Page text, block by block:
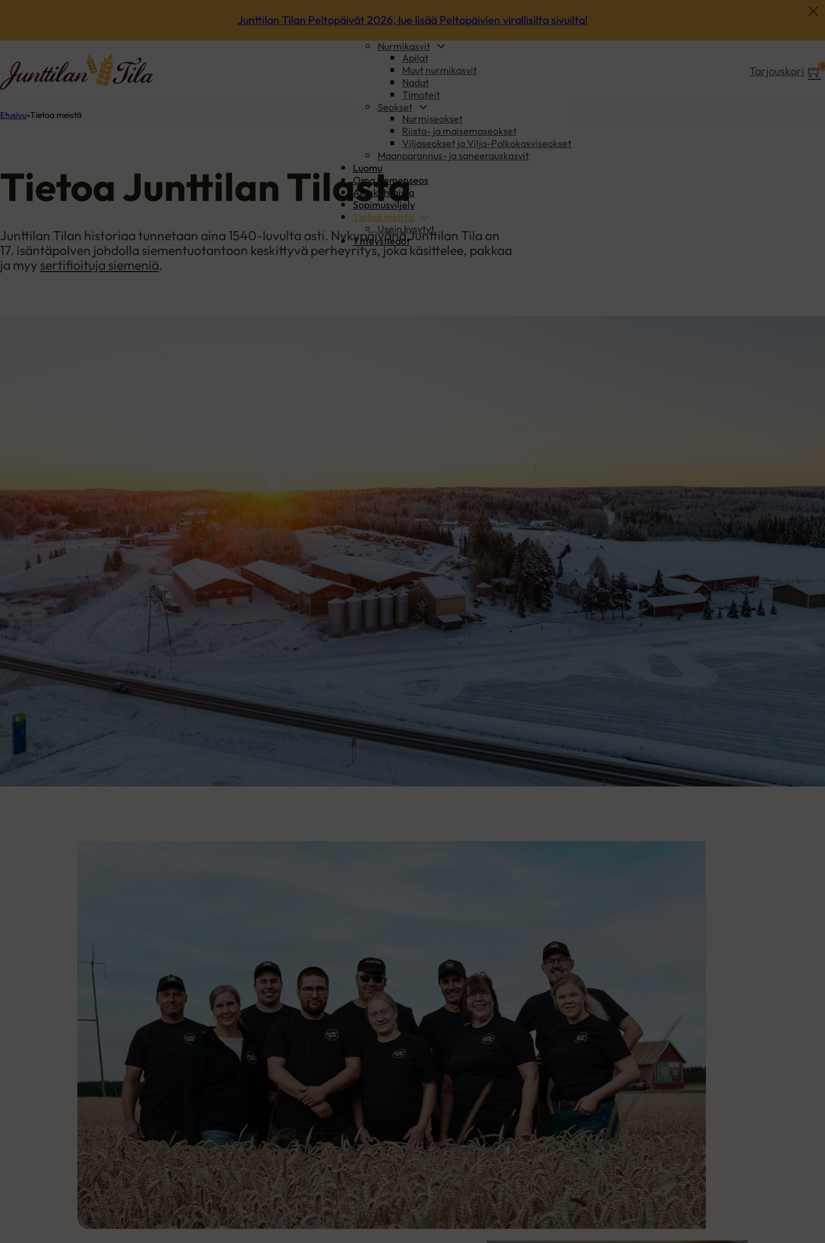
Junttilan Tilan Peltopäivät 2026, lue lisää Peltopäivien virallisilta sivuilta!
Kevätrypsit
Nurmikasvit
Apilat
Muut nurmikasvit
Nadat
Timoteit
Seokset
Nurmiseokset
Riista- ja maisemaseokset
Viljaseokset ja Vilja-Palkokasviseokset
Maanparannus- ja saneerauskasvit
Luomu
Oma siemenseos
Ajankohtaista
Sopimusviljely
Tietoa meistä
Usein kysytyt
Yhteystiedot
0
Tarjouskori
Etusivu Tietoa meistä
Tietoa Junttilan Tilasta
Junttilan Tilan historiaa tunnetaan aina 1540-luvulta asti. Nykypäivänä Junttilan Tila on
17. isäntäpolven johdolla siementuotantoon keskittyvä perheyritys, joka käsittelee, pakkaa
ja myy sertifioituja siemeniä.